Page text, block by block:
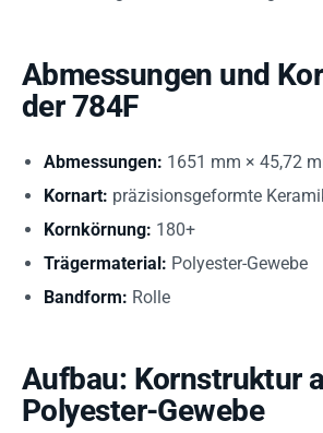
Abmessungen und
der 784F
Abmessungen: 1651 mm × 45,72
Kornart: präzisionsgeformte
Kornkörnung: 180+
Trägermaterial: Polyester-Gewebe
Bandform: Rolle
Aufbau: Kornstruktur
Polyester-Gewebe